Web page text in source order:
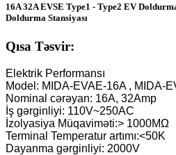
16A 32A EVSE Type1 - Type2 EV
Doldurma Stansiyası
Qısa Təsvir:
Elektrik Performansı
Model: MIDA-EVAE-16A , MIDA-
Nominal cərəyan: 16A, 32Amp
İş gərginliyi: 110V~250AC
İzolyasiya Müqaviməti:> 1000MΩ
Terminal Temperatur artımı:<50K
Dayanma gərginliyi: 2000V